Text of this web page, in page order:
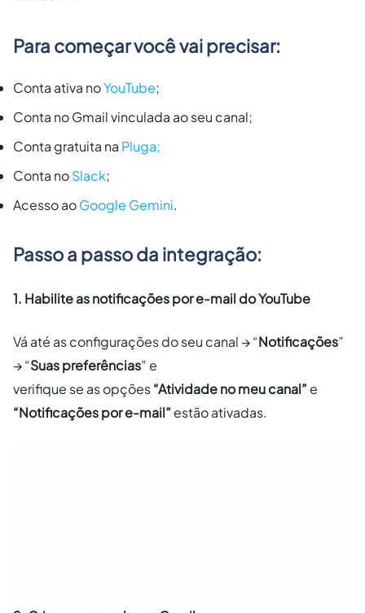
Para começar você vai precisar:
Conta ativa noYouTube;
Conta no Gmail vinculada ao seu canal;
Conta gratuita na Pluga;
Conta noSlack;
Acesso aoGoogle Gemini.
Passo a passo da integração:
1. Habilite as notificações por e-mail do YouTube
Vá até as configurações do seu canal → “Notificações”
→ “Suas preferências” e
verifique se as opções“Atividade no meu canal” e
“Notificações por e-mail” estão ativadas.